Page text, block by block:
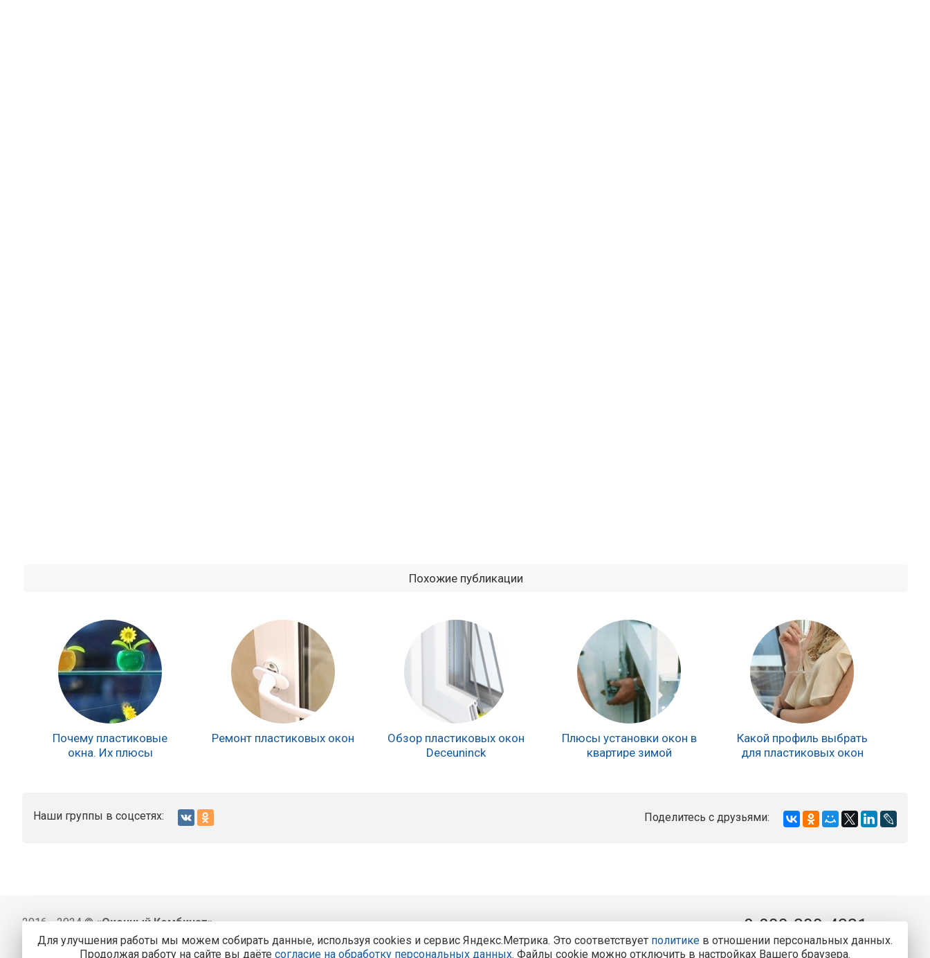
Похожие публикации
Почему пластиковые
окна. Их плюсы
Ремонт пластиковых окон
Обзор пластиковых окон
Deceuninck
Плюсы установки окон в
квартире зимой
Какой профиль выбрать
для пластиковых окон
Наши группы в соцсетях: Поделитесь с друзьями:
2016 - 2024 ©«Оконный Комбинат»
BithermoPRO
О компании
Курск, Курск, ул. Карла Маркса, 77
8-800-200-4221
Консультации и заказ пластиковых окон.
Для улучшения работы мы можем собирать данные, используя cookies и сервис Яндекс.Метрика. Это соответствует политике в отношении персональных данных.
Продолжая работу на сайте вы даёте согласие на обработку персональных данных. Файлы cookie можно отключить в настройках Вашего браузера.